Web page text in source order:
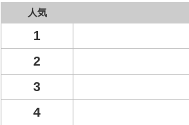
人気
1
2
3
4